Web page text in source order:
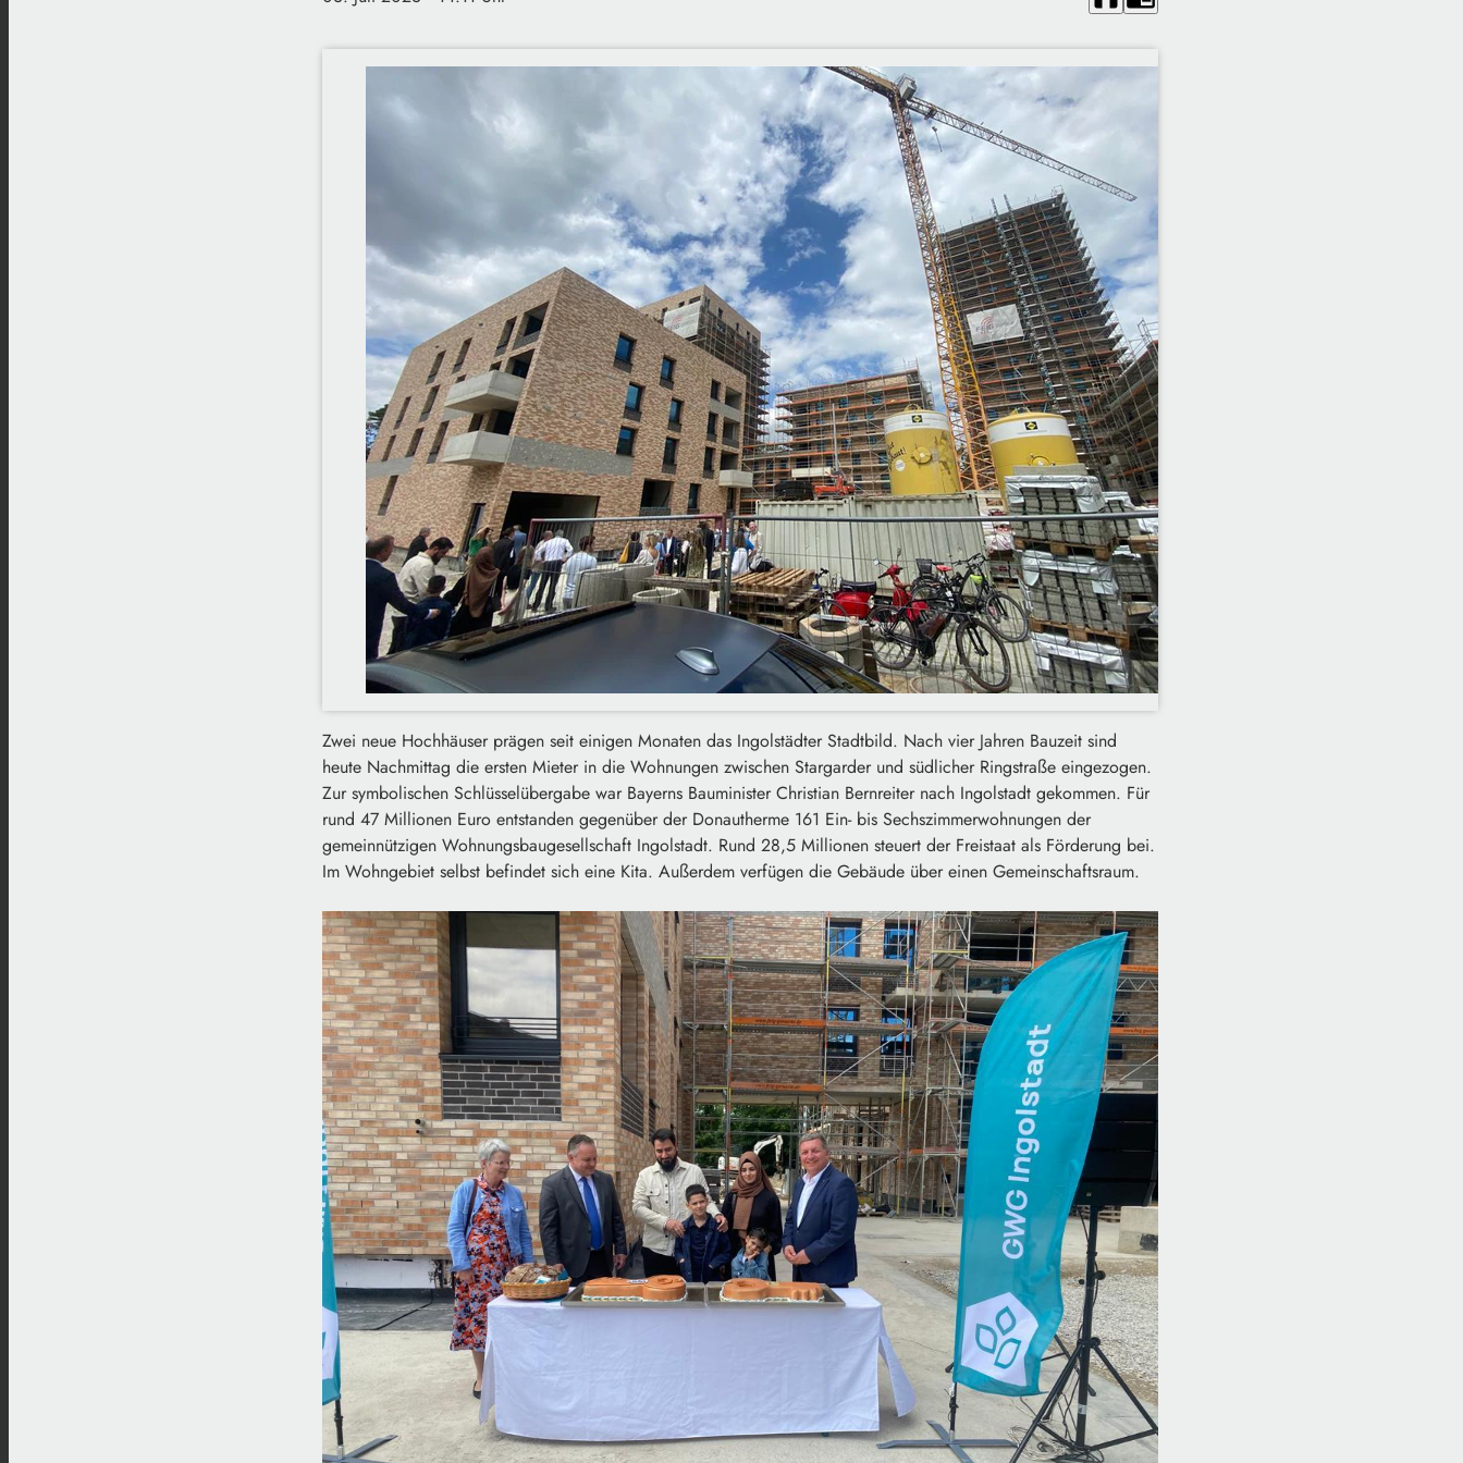
Zwei neue Hochhäuser prägen seit einigen Monaten das Ingolstädter Stadtbild. Nach vier Jahren Bauzeit sind
heute Nachmittag die ersten Mieter in die Wohnungen zwischen Stargarder und südlicher Ringstraße eingezogen.
Zur symbolischen Schlüsselübergabe war Bayerns Bauminister Christian Bernreiter nach Ingolstadt gekommen. Für
rund 47 Millionen Euro entstanden gegenüber der Donautherme 161 Ein- bis Sechszimmerwohnungen der
gemeinnützigen Wohnungsbaugesellschaft Ingolstadt. Rund 28,5 Millionen steuert der Freistaat als Förderung bei.
Im Wohngebiet selbst befindet sich eine Kita. Außerdem verfügen die Gebäude über einen Gemeinschaftsraum.